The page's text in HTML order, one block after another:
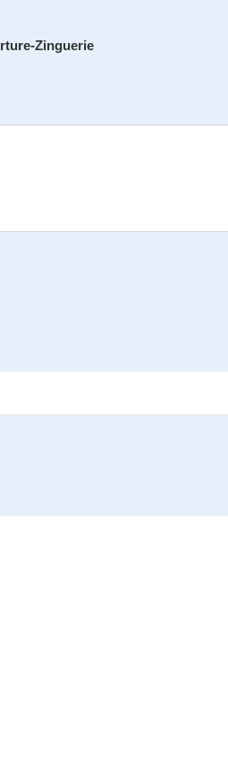
Zinguerie